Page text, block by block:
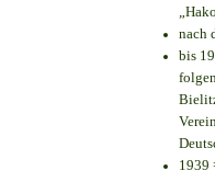
nach
bis
1939